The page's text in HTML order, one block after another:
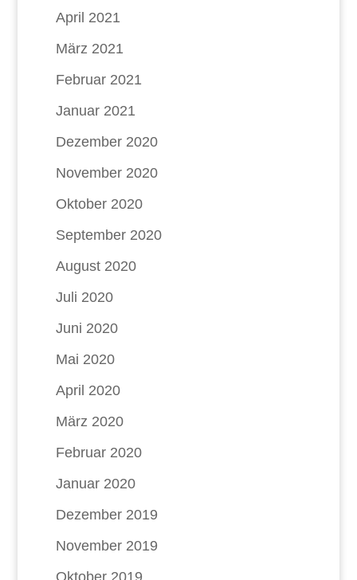
April 2021
März 2021
Februar 2021
Januar 2021
Dezember 2020
November 2020
Oktober 2020
September 2020
August 2020
Juli 2020
Juni 2020
Mai 2020
April 2020
März 2020
Februar 2020
Januar 2020
Dezember 2019
November 2019
Oktober 2019